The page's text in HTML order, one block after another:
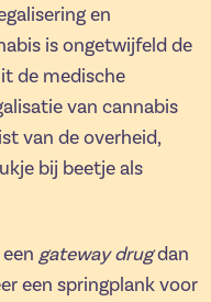
en
is ongetwijfeld de
de medische
van cannabis
van de overheid,
bij beetje als
gateway drugdan
een springplank voor